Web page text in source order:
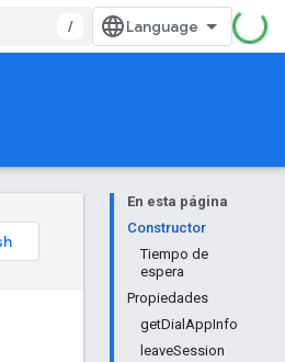
/
En esta página
Constructor
Tiempo de
espera
Propiedades
getDialAppInfo
leaveSession